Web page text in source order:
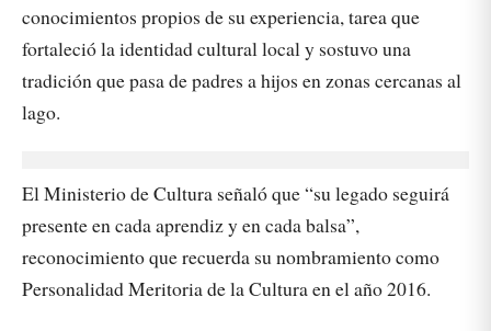
conocimientos propios de su experiencia, tarea que
fortaleció la identidad cultural local y sostuvo una
tradición que pasa de padres a hijos en zonas cercanas al
lago.
El Ministerio de Cultura señaló que “su legado seguirá
presente en cada aprendiz y en cada balsa”,
reconocimiento que recuerda su nombramiento como
Personalidad Meritoria de la Cultura en el año 2016.